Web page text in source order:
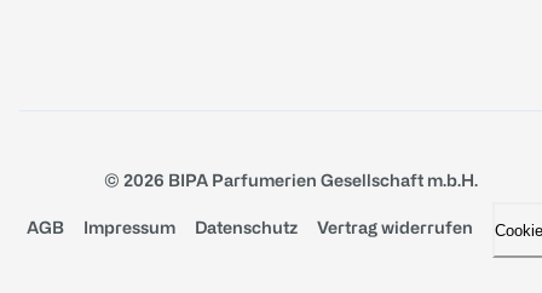
© 2026 BIPA Parfumerien Gesellschaft m.b.H.
AGB Impressum Datenschutz Vertrag widerrufen